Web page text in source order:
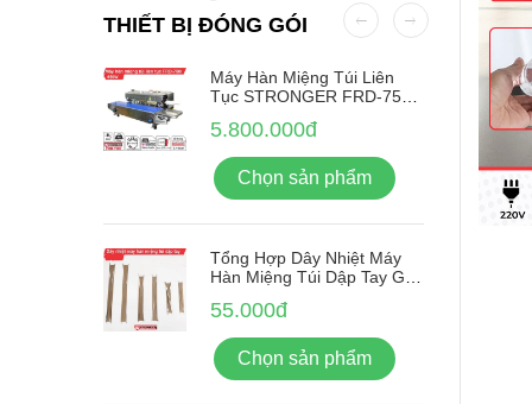
THIẾT BỊ ĐÓNG GÓI
Máy Hàn Miệng Túi Liên
Tục STRONGER FRD-750-
5.800.000đ
Chọn sản phẩm
Tổng Hợp Dây Nhiệt Máy
Hàn Miệng Túi Dập Tay Giá
55.000đ
Chọn sản phẩm